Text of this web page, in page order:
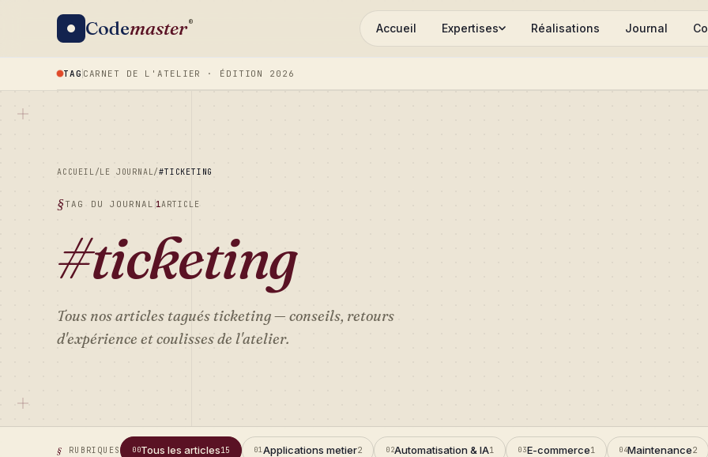
Codemaster® Accueil Expertises Réalisations Journal
TAG CARNET DE L'ATELIER · ÉDITION 2026
ACCUEIL/LE JOURNAL/#TICKETING
TAG DU JOURNAL 1ARTICLE
#ticketing
Tous nos articles tagués ticketing— conseils, retours
d'expérience et coulisses de l'atelier.
RUBRIQUES 00Tous les articles15 01Applications metier2 02Automatisation & IA1 03E-commerce1 04Maintenance2